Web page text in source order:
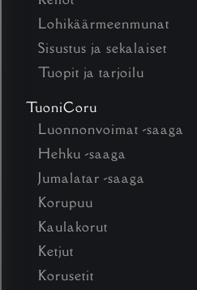
Lohikäärmeenmunat
Sisustus ja sekalaiset
Tuopit ja tarjoilu
TuoniCoru
Luonnonvoimat -saaga
Hehku -saaga
Jumalatar -saaga
Korupuu
Kaulakorut
Ketjut
Korusetit